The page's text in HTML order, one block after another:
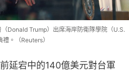
Donald Trump）出席海岸防衛隊學院（U.S.
。（Reuters）
延宕中的140億美元對台軍